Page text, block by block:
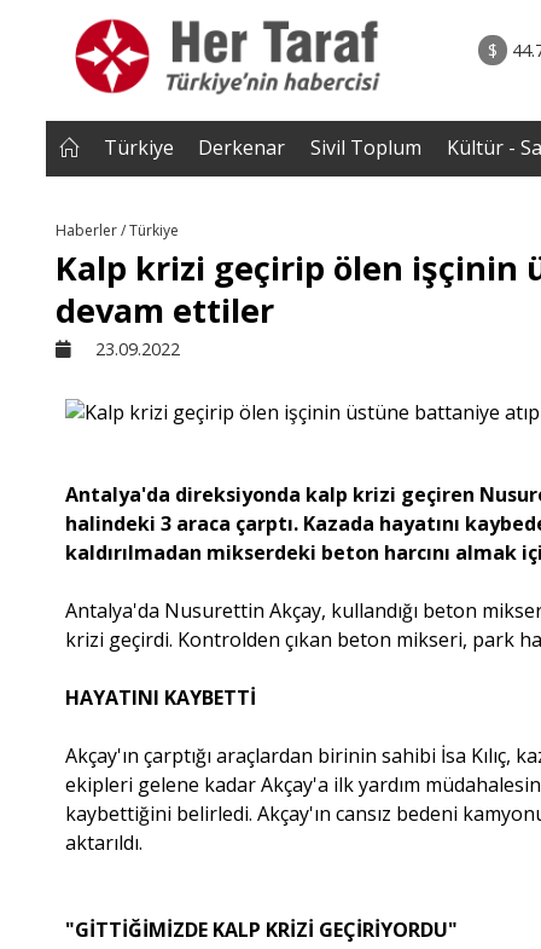
$
• Türkiye, Pakistan ve Suudi Arabistan imzayı
Mekke Anlaşması yürürlüğe
Türkiye Derkenar Sivil Toplum Kültür -
Haberler / Türkiye
Kalp krizi geçirip ölen işçinin
devam ettiler
23.09.2022
Antalya'da direksiyonda kalp krizi geçiren
halindeki 3 araca çarptı. Kazada hayatını
kaldırılmadan mikserdeki beton harcını
Antalya'da Nusurettin Akçay, kullandığı beton
krizi geçirdi. Kontrolden çıkan beton mikseri, park
HAYATINI KAYBETTİ
Akçay'ın çarptığı araçlardan birinin sahibi İsa Kılıç,
ekipleri gelene kadar Akçay'a ilk yardım
kaybettiğini belirledi. Akçay'ın cansız bedeni
aktarıldı.
"GİTTİĞİMİZDE KALP KRİZİ GEÇİRİYORDU"